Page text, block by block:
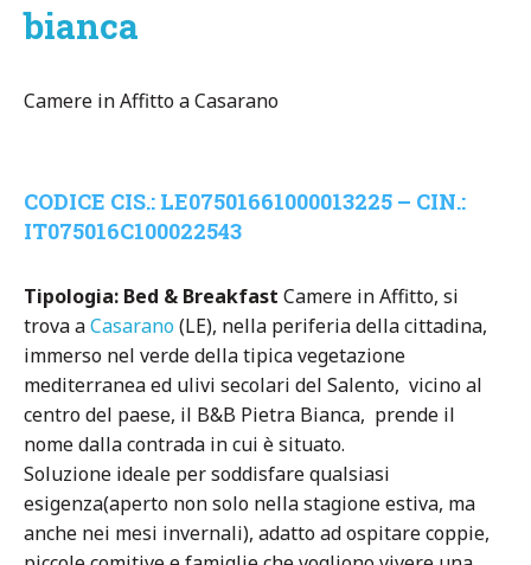
bianca
Camere in Affitto a Casarano
CODICE CIS.: LE07501661000013225 – CIN.:
IT075016C100022543
Tipologia: Bed & Breakfast Camere in Affitto, si
trova aCasarano(LE), nella periferia della cittadina,
immerso nel verde della tipica vegetazione
mediterranea ed ulivi secolari del Salento, vicino al
centro del paese, il B&B Pietra Bianca, prende il
nome dalla contrada in cui è situato.
Soluzione ideale per soddisfare qualsiasi
esigenza(aperto non solo nella stagione estiva, ma
anche nei mesi invernali), adatto ad ospitare coppie,